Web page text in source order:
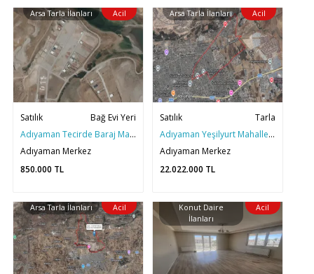
Arsa Tarla İlanları Acil
Satılık
Bağ Evi Yeri
Adıyaman Tecirde Baraj Manzaralı 500M2 BAĞ EVİ YERİ
Adıyaman Merkez
850.000 TL
Arsa Tarla İlanları Acil
Satılık
Tarla
Adıyaman Yeşilyurt Mahallesinde Malatya Cad Güneyinde Tarla
Adıyaman Merkez
22.022.000 TL
Arsa Tarla İlanları Acil
Konut Daire
İlanları
Acil